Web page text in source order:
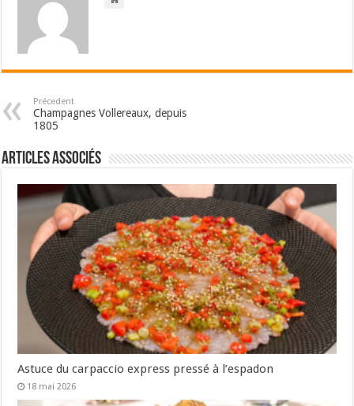
Précedent
Champagnes Vollereaux, depuis
1805
Articles associés
Astuce du carpaccio express pressé à l’espadon
18 mai 2026